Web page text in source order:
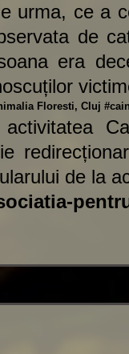
urma, ce a
de
era
Floresti, Cluj
de la